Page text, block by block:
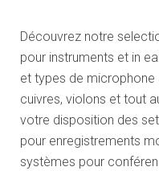
Découvrez notre
pour instruments et in
et types de microphone
cuivres, violons et tout
votre disposition des
pour enregistrements
systèmes pour